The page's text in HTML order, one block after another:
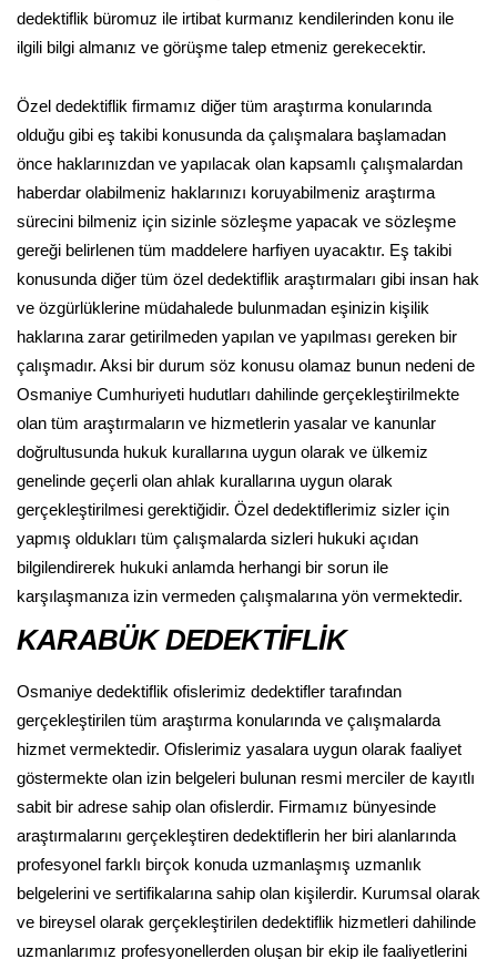
dedektiflik büromuz ile irtibat kurmanız kendilerinden konu ile
ilgili bilgi almanız ve görüşme talep etmeniz gerekecektir.
Özel dedektiflik firmamız diğer tüm araştırma konularında
olduğu gibi eş takibi konusunda da çalışmalara başlamadan
önce haklarınızdan ve yapılacak olan kapsamlı çalışmalardan
haberdar olabilmeniz haklarınızı koruyabilmeniz araştırma
sürecini bilmeniz için sizinle sözleşme yapacak ve sözleşme
gereği belirlenen tüm maddelere harfiyen uyacaktır. Eş takibi
konusunda diğer tüm özel dedektiflik araştırmaları gibi insan hak
ve özgürlüklerine müdahalede bulunmadan eşinizin kişilik
haklarına zarar getirilmeden yapılan ve yapılması gereken bir
çalışmadır. Aksi bir durum söz konusu olamaz bunun nedeni de
Osmaniye Cumhuriyeti hudutları dahilinde gerçekleştirilmekte
olan tüm araştırmaların ve hizmetlerin yasalar ve kanunlar
doğrultusunda hukuk kurallarına uygun olarak ve ülkemiz
genelinde geçerli olan ahlak kurallarına uygun olarak
gerçekleştirilmesi gerektiğidir. Özel dedektiflerimiz sizler için
yapmış oldukları tüm çalışmalarda sizleri hukuki açıdan
bilgilendirerek hukuki anlamda herhangi bir sorun ile
karşılaşmanıza izin vermeden çalışmalarına yön vermektedir.
KARABÜK DEDEKTİFLİK
Osmaniye dedektiflik ofislerimiz dedektifler tarafından
gerçekleştirilen tüm araştırma konularında ve çalışmalarda
hizmet vermektedir. Ofislerimiz yasalara uygun olarak faaliyet
göstermekte olan izin belgeleri bulunan resmi merciler de kayıtlı
sabit bir adrese sahip olan ofislerdir. Firmamız bünyesinde
araştırmalarını gerçekleştiren dedektiflerin her biri alanlarında
profesyonel farklı birçok konuda uzmanlaşmış uzmanlık
belgelerini ve sertifikalarına sahip olan kişilerdir. Kurumsal olarak
ve bireysel olarak gerçekleştirilen dedektiflik hizmetleri dahilinde
uzmanlarımız profesyonellerden oluşan bir ekip ile faaliyetlerini